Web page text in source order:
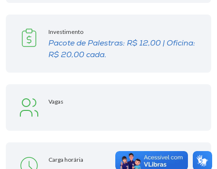
Investimento
Pacote de Palestras: R$ 12,00 | Oficina:
R$ 20,00 cada.
Vagas
Carga horária